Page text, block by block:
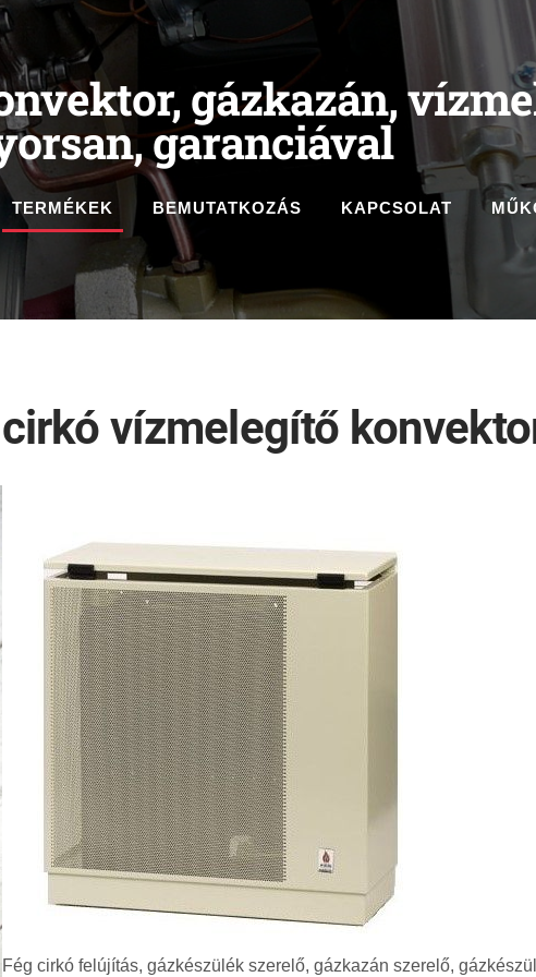
gázkazán,
garanciával
TERMÉKEK BEMUTATKOZÁS KAPCSOLAT
vízmelegítő
Fég cirkó felújítás, gázkészülék szerelő, gázkazán szerelő,